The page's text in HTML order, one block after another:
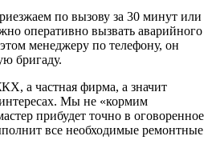
по вызову за 30 минут или
оперативно вызвать аварийного
менеджеру по телефону, он
бригаду.
а частная фирма, а значит
Мы не «кормим
прибудет точно в оговоренное
все необходимые ремонтные